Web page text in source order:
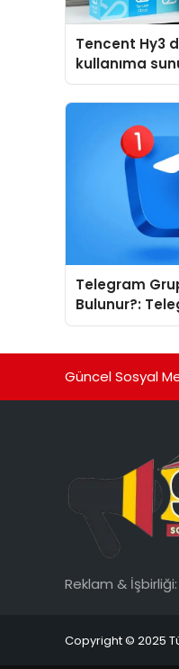
Tencent Hy3
kullanıma
Telegram
Bulunur?:
Tanıtımı İçin
Güncel Sosyal
Reklam & İşbirliği:
Copyright © 2025